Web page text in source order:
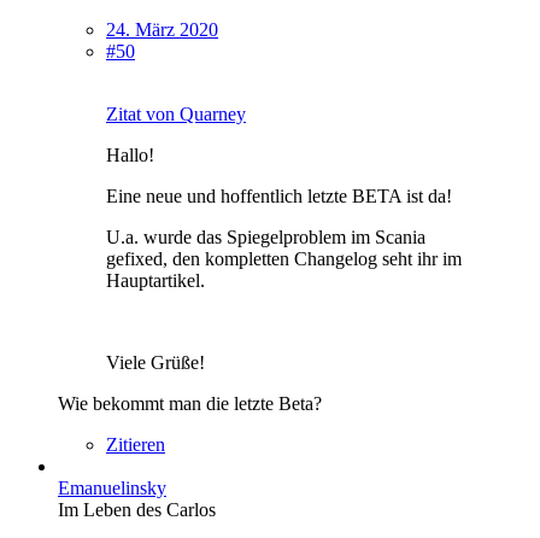
24. März 2020
#50
Zitat von Quarney
Hallo!
Eine neue und hoffentlich letzte BETA ist da!
U.a. wurde das Spiegelproblem im Scania
gefixed, den kompletten Changelog seht ihr im
Hauptartikel.
Viele Grüße!
Wie bekommt man die letzte Beta?
Zitieren
Emanuelinsky
Im Leben des Carlos